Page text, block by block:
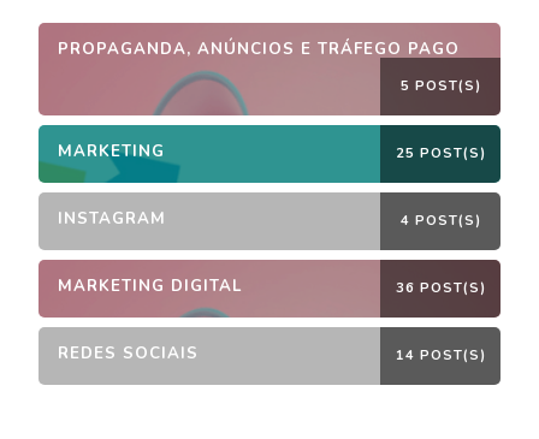
PROPAGANDA, ANÚNCIOS E TRÁFEGO PAGO
5 POST(S)
MARKETING 25 POST(S)
INSTAGRAM 4 POST(S)
MARKETING DIGITAL 36 POST(S)
REDES SOCIAIS 14 POST(S)